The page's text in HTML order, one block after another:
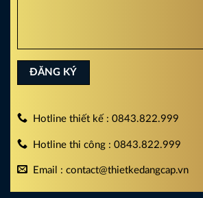
Hotline thiết kế : 0843.822.999
Hotline thi công : 0843.822.999
Email : contact@thietkedangcap.vn